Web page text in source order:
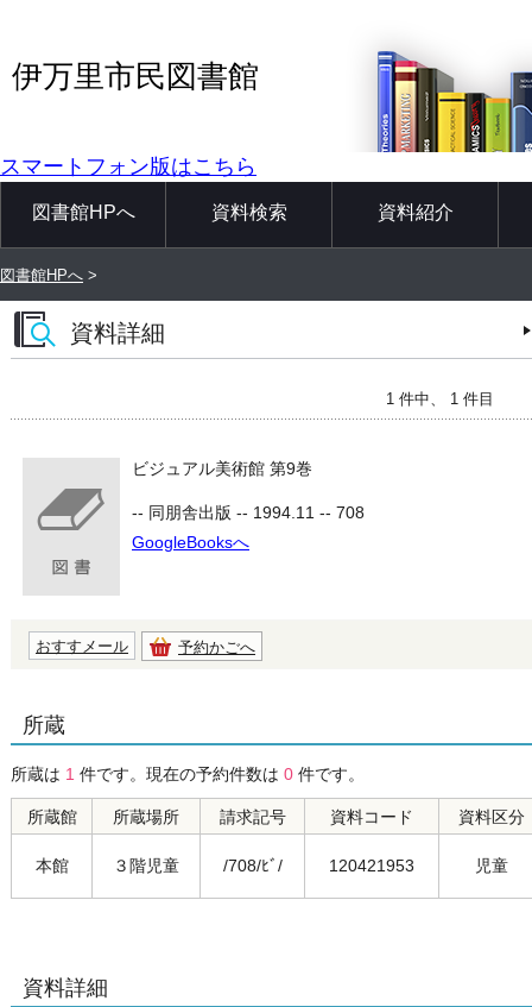
伊万里市民図書館
スマートフォン版はこちら
図書館HPへ 資料検索 資料紹介
図書館HPへ >
資料詳細
1 件中、 1 件目
ビジュアル美術館 第9巻
-- 同朋舎出版 -- 1994.11 -- 708
GoogleBooksへ
おすすメール 予約かごへ
所蔵
所蔵は 1 件です。現在の予約件数は 0 件です。
所蔵館 所蔵場所 請求記号 資料コード 資料区分
本館 ３階児童 /708/ﾋﾞ/ 120421953 児童
資料詳細